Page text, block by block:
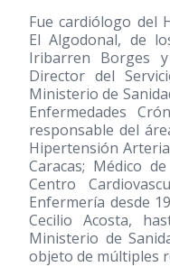
Fue cardiólogo del
El Algodonal, de
Iribarren Borges y
Director del
Ministerio de
Enfermedades
responsable del
Hipertensión
Caracas; Médico
Centro
Enfermería desde
Cecilio Acosta,
Ministerio de
objeto de múltiples